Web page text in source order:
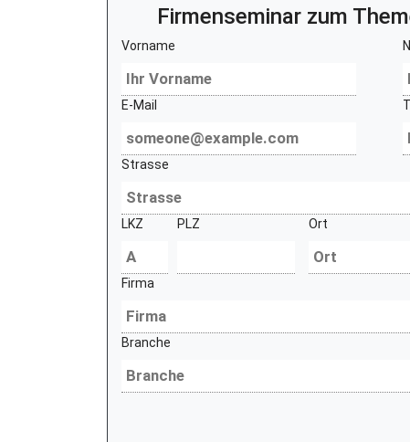
Firmenseminar zum
Vorname
E-Mail
Strasse
LKZ PLZ Ort
Firma
Branche